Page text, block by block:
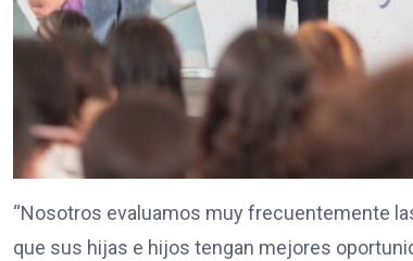
“Nosotros evaluamos muy frecuentemente
que sus hijas e hijos tengan mejores